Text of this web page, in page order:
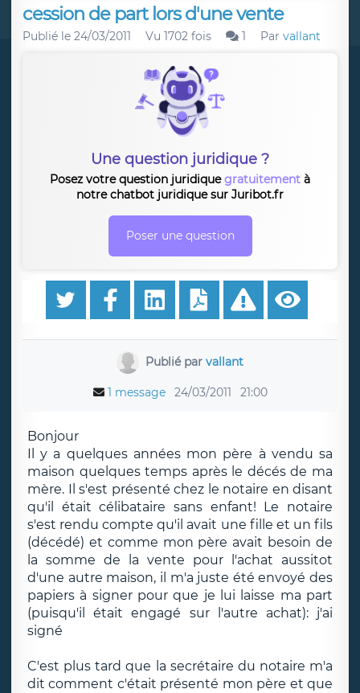
cession de part lors d'une vente
Publié le 24/03/2011 Vu 1702 fois 1 Par vallant
Une question juridique ?
Posez votre question juridiquegratuitement à
notre chatbot juridique sur Juribot.fr
Poser une question
Publié par vallant
1 message 24/03/2011 21:00
Bonjour
Il y a quelques années mon père à vendu sa
maison quelques temps après le décés de ma
mère. Il s'est présenté chez le notaire en disant
qu'il était célibataire sans enfant! Le notaire
s'est rendu compte qu'il avait une fille et un fils
(décédé) et comme mon père avait besoin de
la somme de la vente pour l'achat aussitot
d'une autre maison, il m'a juste été envoyé des
papiers à signer pour que je lui laisse ma part
(puisqu'il était engagé sur l'autre achat): j'ai
signé
C'est plus tard que la secrétaire du notaire m'a
dit comment c'était présenté mon père et que